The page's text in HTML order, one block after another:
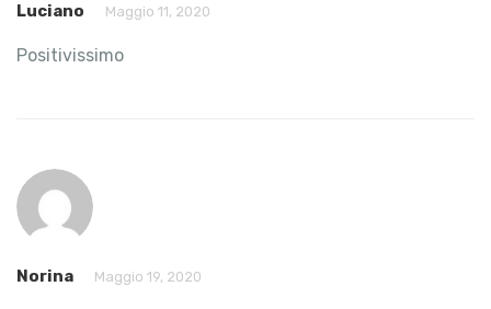
Luciano Maggio 11, 2020
Positivissimo
Norina Maggio 19, 2020